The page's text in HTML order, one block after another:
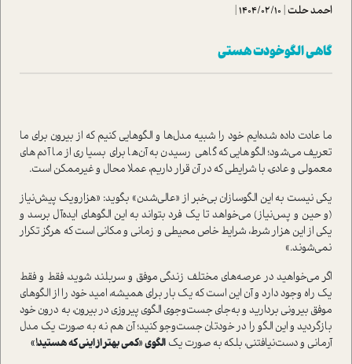
احمد حلت|
1404/02/10
|
گاهی الگو خودت هستی
ما عادت داده شده‌‌ایم خود را شبیه مدل‌ها و الگوهایی کنیم که از بیرون برای ما
تعریف می‌شود؛ الگوهایی که گاهی رسیدن به آن‌ها برای بسیاری از ما آدم‌های
معمولی و عادی، با شرایطی که در آن قرار داریم، عملا محال و غیر‌ممکن است.
یکی نیست به این الگو‌سازان بی‌خبر از «عالی‌شدن» بگوید: «هزار‌و‌یک پیش‌نیاز
(و حین و پس‌نیاز) می‌خواهد تا یک فرد بتواند به این الگوهای ایده‌آل برسد و
یکی از این هزار شرط، شرایط خاص محیطی و زمانی و مکانی است که هرگز تکرار
نمی‌شوند.»
اگر می‌خواهید در عرصه‌های مختلف زندگی موفق و سربلند شوید، فقط و فقط
یک راه وجود دارد و آن این است که یک بار برای همیشه، امید خود را از الگوهای
موفق بیرونی بردارید و به‌جای جست‌وجوی الگوی پیروزی در بیرون، به درون خود
بازگردید و این الگو را در خودتان جست‌وجو کنید؛ آن هم نه به صورت یک مدل
آرمانی و دست‌نیافتنی، بلکه به صورت یک الگوی «کمی بهتر از اینی که هستید!»